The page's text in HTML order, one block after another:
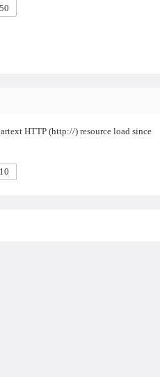
HTTP (http://) resource load since